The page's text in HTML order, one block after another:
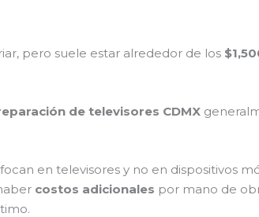
pero suele estar alrededor de los
de televisores CDMX
en televisores y no en dispositivos
costos adicionales por mano de